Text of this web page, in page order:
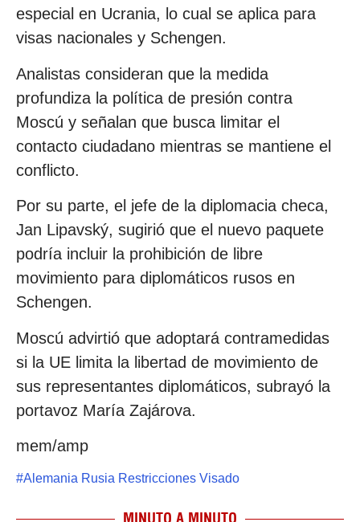
especial en Ucrania, lo cual se aplica para
visas nacionales y Schengen.
Analistas consideran que la medida
profundiza la política de presión contra
Moscú y señalan que busca limitar el
contacto ciudadano mientras se mantiene el
conflicto.
Por su parte, el jefe de la diplomacia checa,
Jan Lipavský, sugirió que el nuevo paquete
podría incluir la prohibición de libre
movimiento para diplomáticos rusos en
Schengen.
Moscú advirtió que adoptará contramedidas
si la UE limita la libertad de movimiento de
sus representantes diplomáticos, subrayó la
portavoz María Zajárova.
mem/amp
#Alemania Rusia Restricciones Visado